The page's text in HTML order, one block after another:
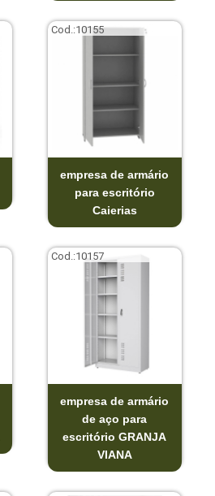
Cod.:10155
empresa de armário
para escritório
Caierias
Cod.:10157
empresa de armário
de aço para
escritório GRANJA
VIANA